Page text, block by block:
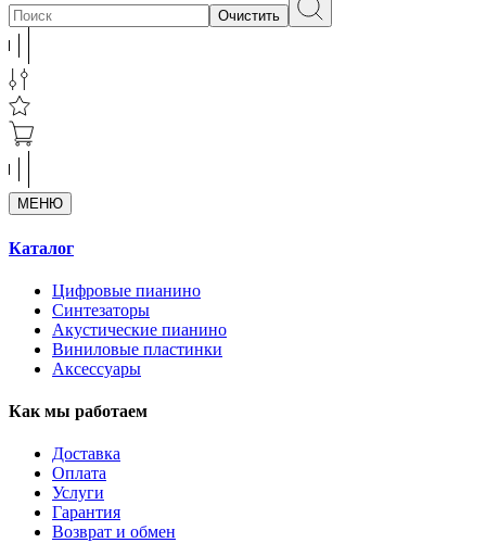
Очистить
МЕНЮ
Каталог
Цифровые пианино
Синтезаторы
Акустические пианино
Виниловые пластинки
Аксессуары
Как мы работаем
Доставка
Оплата
Услуги
Гарантия
Возврат и обмен